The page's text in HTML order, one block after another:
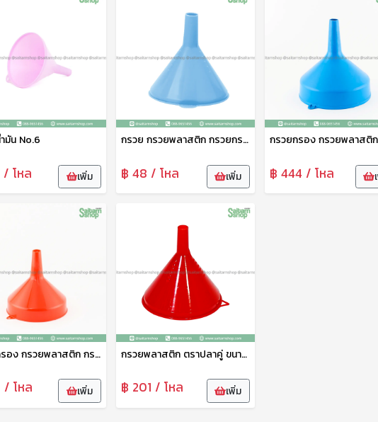
มัน No.6
โหล เพิ่ม
กรวย กรวยพลาสติก กรวยกรองน้ำ กรวยน้ำมัน กรวยกรอกอาหาร No.4 ท็อปแวร์
฿ 48 / โหล เพิ่ม ฿ 444 / โหล
กรวยกรอง กรวยพลาสติก กรวยน้ำมัน กรวยกรอกอาหาร อเนกประสงค์ 8 นิ้ว No.652 ฉัตร
/ โหล เพิ่ม
กรวยพลาสติก ตราปลาคู่ ขนาดใหญ่ 14 ซม กรวยกรอก กรวยรางน้ำฝน กรวยน้ำมัน กรวยน้ำ no.1014
฿ 201 / โหล เพิ่ม